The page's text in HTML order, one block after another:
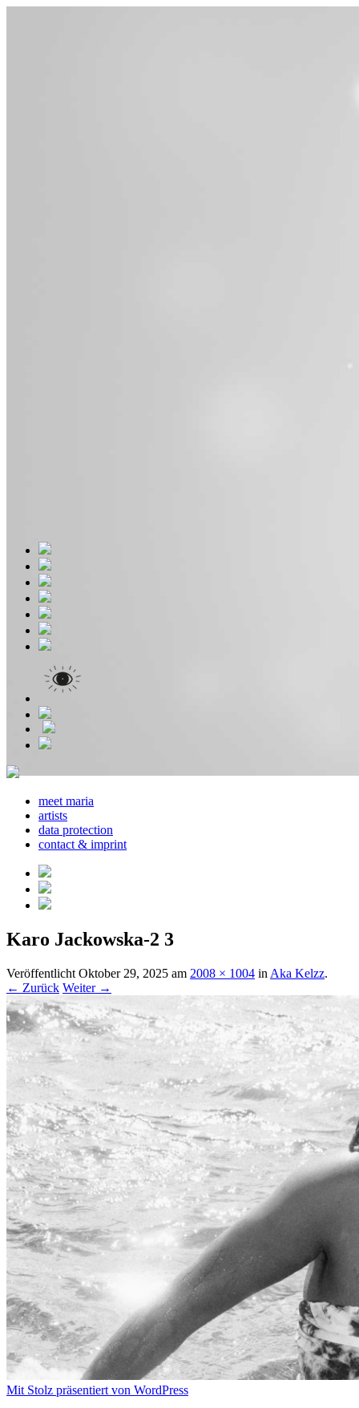
meet maria
artists
data protection
contact & imprint
Karo Jackowska-2 3
Veröffentlicht Oktober 29, 2025 am 2008 × 1004 in Aka Kelzz.
← Zurück Weiter →
Mit Stolz präsentiert von WordPress